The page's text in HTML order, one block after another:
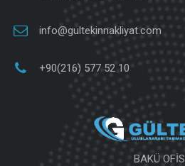
info@gultekinnakliyat.com
+90(216) 577 52 10
BAKÜ OFİS